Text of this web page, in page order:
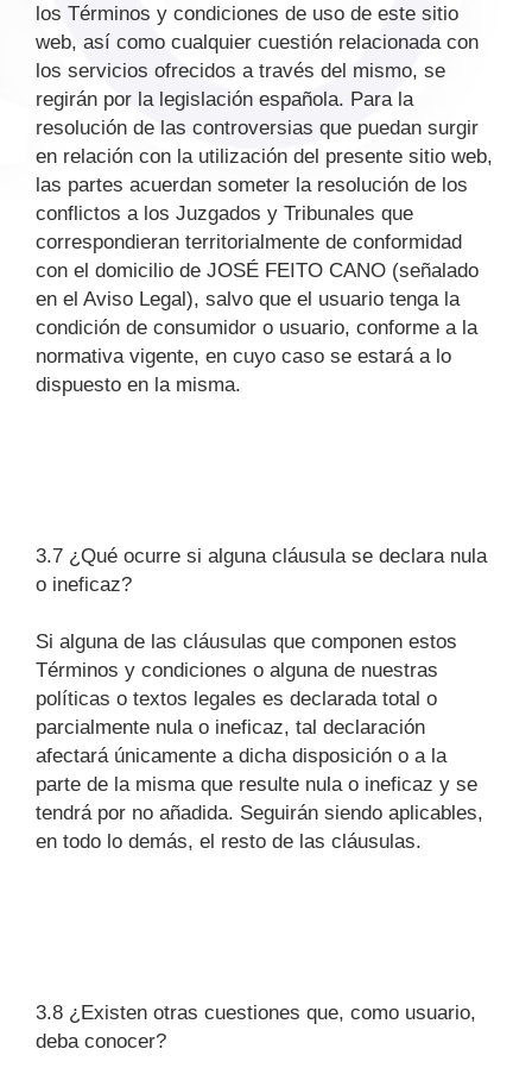
los Términos y condiciones de uso de este sitio
web, así como cualquier cuestión relacionada con
los servicios ofrecidos a través del mismo, se
regirán por la legislación española. Para la
resolución de las controversias que puedan surgir
en relación con la utilización del presente sitio web,
las partes acuerdan someter la resolución de los
conflictos a los Juzgados y Tribunales que
correspondieran territorialmente de conformidad
con el domicilio de JOSÉ FEITO CANO (señalado
en el Aviso Legal), salvo que el usuario tenga la
condición de consumidor o usuario, conforme a la
normativa vigente, en cuyo caso se estará a lo
dispuesto en la misma.
3.7 ¿Qué ocurre si alguna cláusula se declara nula
o ineficaz?
Si alguna de las cláusulas que componen estos
Términos y condiciones o alguna de nuestras
políticas o textos legales es declarada total o
parcialmente nula o ineficaz, tal declaración
afectará únicamente a dicha disposición o a la
parte de la misma que resulte nula o ineficaz y se
tendrá por no añadida. Seguirán siendo aplicables,
en todo lo demás, el resto de las cláusulas.
3.8 ¿Existen otras cuestiones que, como usuario,
deba conocer?